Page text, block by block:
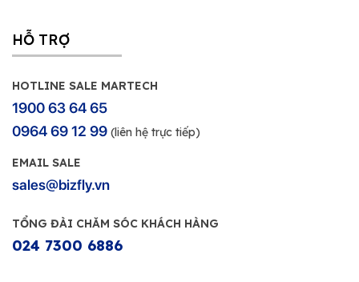
HỖ TRỢ
HOTLINE SALE MARTECH
1900 63 64 65
0964 69 12 99 (liên hệ trực tiếp)
EMAIL SALE
sales@bizfly.vn
TỔNG ĐÀI CHĂM SÓC KHÁCH HÀNG
024 7300 6886